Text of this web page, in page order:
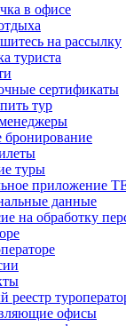
в офисе
на рассылку
туриста
сертификаты
тур
бронирование
туры
приложение
данные
на обработку
реестр
офисы